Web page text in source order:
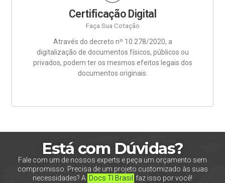
Certificação Digital
Faça Sua Cotação
Através do decreto nº 10.278/2020, a
digitalização de documentos físicos, públicos ou
privados, podem ter os mesmos efeitos legais dos
documentos originais.
Está com Dúvidas?
Fale com um de nossos experts e peça um orçamento sem
compromisso. Precisa de um projeto customizado às suas
necessidades? A Docs TI Brasil faz isso por você!